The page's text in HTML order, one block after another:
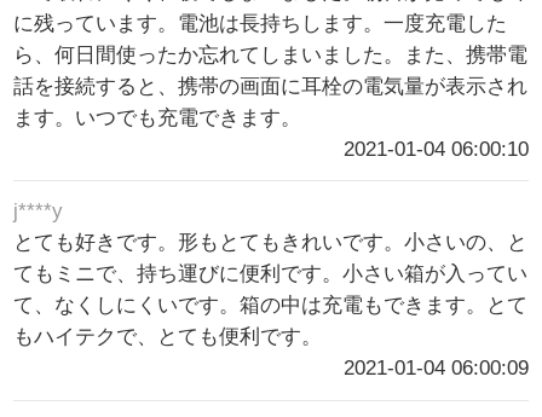
に残っています。電池は長持ちします。一度充電した
ら、何日間使ったか忘れてしまいました。また、携帯電
話を接続すると、携帯の画面に耳栓の電気量が表示され
ます。いつでも充電できます。
2021-01-04 06:00:10
j****y
とても好きです。形もとてもきれいです。小さいの、と
てもミニで、持ち運びに便利です。小さい箱が入ってい
て、なくしにくいです。箱の中は充電もできます。とて
もハイテクで、とても便利です。
2021-01-04 06:00:09